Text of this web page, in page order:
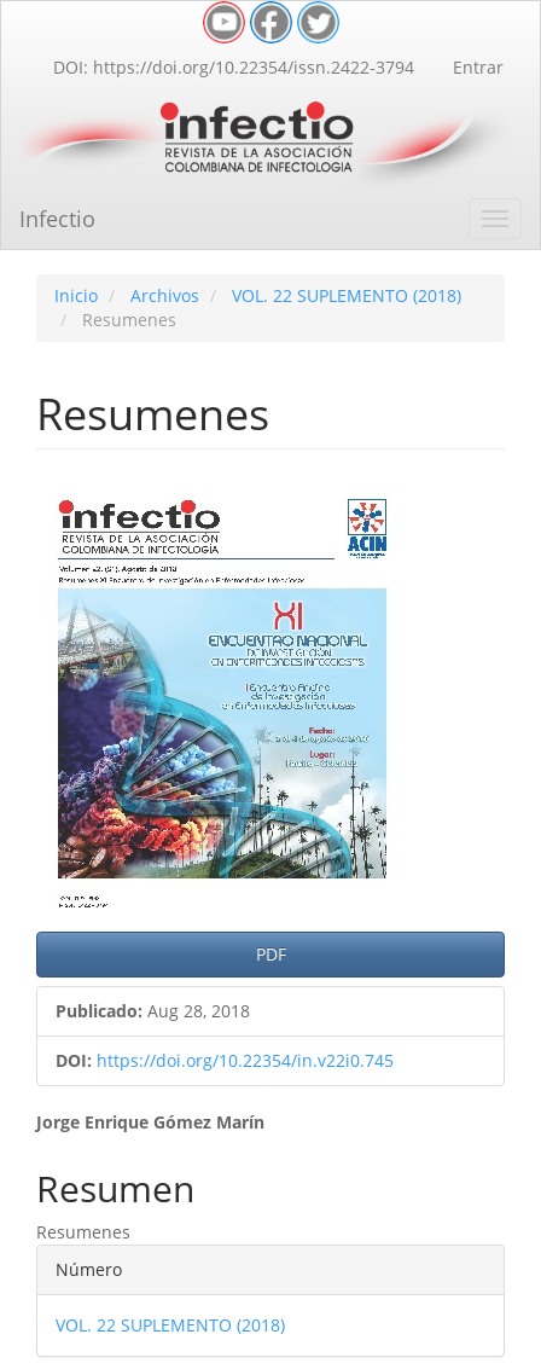
Contenido
principal
lateral
DOI: https://doi.org/10.22354/issn.2422-3794 Entrar
Infectio
Inicio Archivos
VOL. 22 SUPLEMENTO (2018)
Resumenes
Resumenes
Barra
lateral
del
artículo
PDF
Publicado: Aug 28, 2018
DOI: https://doi.org/10.22354/in.v22i0.745
Contenido
principal
del
artículo
Jorge Enrique Gómez Marín
Resumen
Resumenes
Detalles
del
artículo
Número
VOL. 22 SUPLEMENTO (2018)